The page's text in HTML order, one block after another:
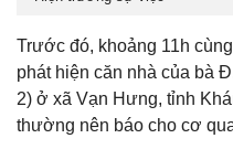
Trước đó, khoảng 11h
phát hiện căn nhà của bà
2) ở xã Vạn Hưng, tỉnh
thường nên báo cho cơ